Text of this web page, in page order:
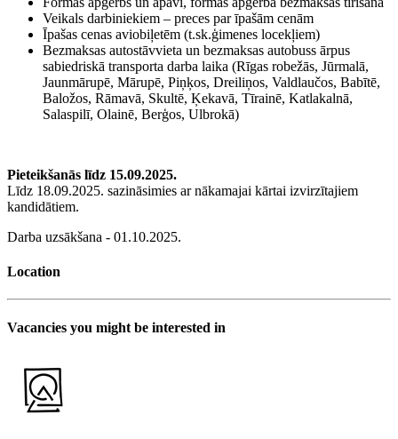
Veikals darbiniekiem – preces par īpašām cenām
Īpašas cenas aviobiļetēm (t.sk.ģimenes locekļiem)
Bezmaksas autostāvvieta un bezmaksas autobuss ārpus
sabiedriskā transporta darba laika (Rīgas robežās, Jūrmalā,
Jaunmārupē, Mārupē, Piņķos, Dreiliņos, Valdlaučos, Babītē,
Baložos, Rāmavā, Skultē, Ķekavā, Tīrainē, Katlakalnā,
Salaspilī, Olainē, Berģos, Ulbrokā)
Pieteikšanās līdz 15.09.2025.
Līdz 18.09.2025. sazināsimies ar nākamajai kārtai izvirzītajiem
kandidātiem.
Darba uzsākšana - 01.10.2025.
Location
Vacancies you might be interested in